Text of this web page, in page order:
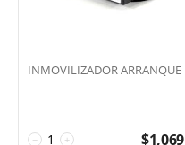
INMOVILIZADOR ARRANQUE
+
− $1,069